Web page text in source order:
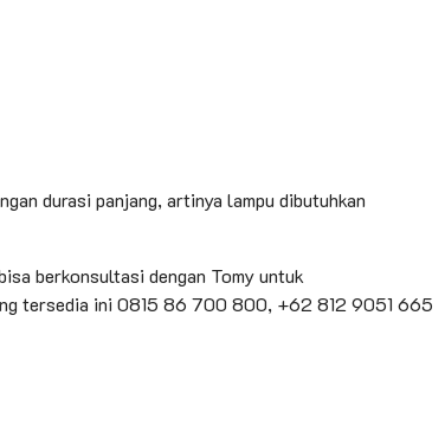
durasi panjang, artinya lampu dibutuhkan
berkonsultasi dengan Tomy untuk
tersedia ini 0815 86 700 800, +62 812 9051 665